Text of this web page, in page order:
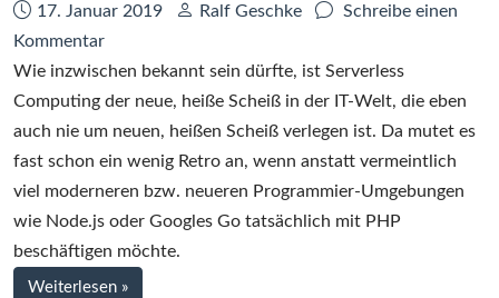
Datum:
17. Januar 2019 Autor:
Ralf Geschke
Schreibe einen
Kommentarzu
Cloud-
Geschichten
–
Teil
6
–
Serverless
Computing
Wie inzwischen bekannt sein dürfte, ist Serverless
Computing der neue, heiße Scheiß in der IT-Welt, die eben
auch nie um neuen, heißen Scheiß verlegen ist. Da mutet es
fast schon ein wenig Retro an, wenn anstatt vermeintlich
viel moderneren bzw. neueren Programmier-Umgebungen
wie Node.js oder Googles Go tatsächlich mit PHP
beschäftigen möchte.
Weiterlesen bei
»